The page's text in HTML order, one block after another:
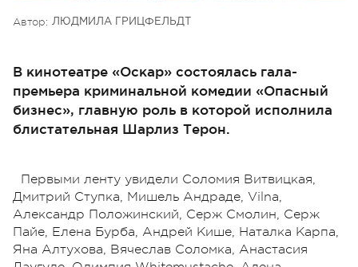
Автор: ЛЮДМИЛА ГРИЦФЕЛЬДТ
В кинотеатре «Оскар» состоялась гала-
премьера криминальной комедии «Опасный
бизнес», главную роль в которой исполнила
блистательная Шарлиз Терон.
Первыми ленту увидели Соломия Витвицкая,
Дмитрий Ступка, Мишель Андраде, Vilna,
Александр Положинский, Серж Смолин, Серж
Пайе, Елена Бурба, Андрей Кише, Наталка Карпа,
Яна Алтухова, Вячеслав Соломка, Анастасия